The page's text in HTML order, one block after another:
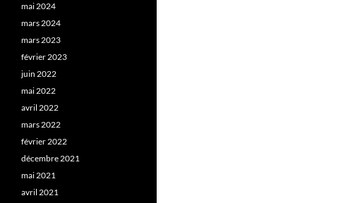
mai 2024
mars 2024
mars 2023
février 2023
juin 2022
mai 2022
avril 2022
mars 2022
février 2022
décembre 2021
mai 2021
avril 2021